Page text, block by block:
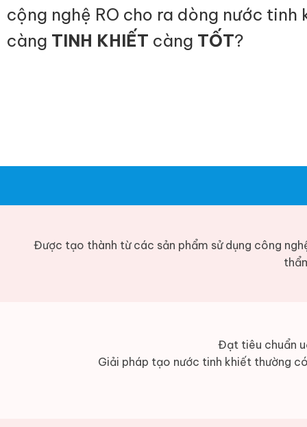
cộng nghệ RO cho ra dòng nước
càng TINH KHIẾT càng TỐT?
Được tạo thành từ các sản phẩm sử dụng công
Đạt tiêu chuẩn
Giải pháp tạo nước tinh khiết thường